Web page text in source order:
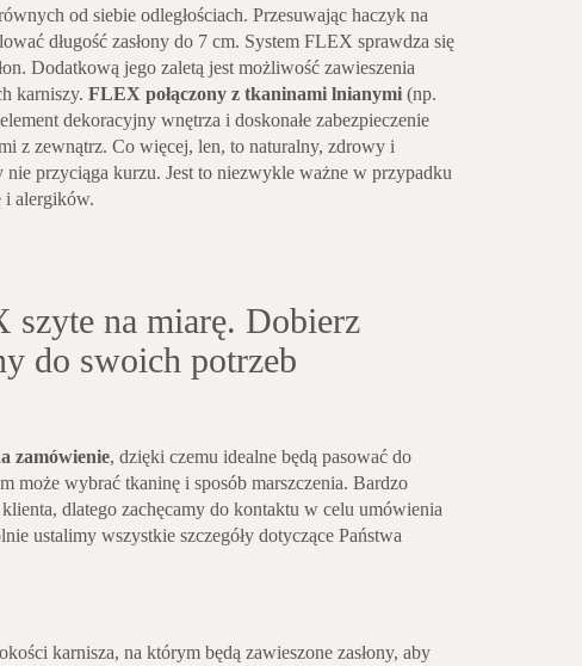
od siebie odległościach. Przesuwając haczyk na
długość zasłony do 7 cm. System FLEX sprawdza się
Dodatkową jego zaletą jest możliwość zawieszenia
karniszy. FLEX połączony z tkaninami lnianymi (np.
dekoracyjny wnętrza i doskonałe zabezpieczenie
z zewnątrz. Co więcej, len, to naturalny, zdrowy i
nie przyciąga kurzu. Jest to niezwykle ważne w przypadku
i alergików.
szyte na miarę. Dobierz
do swoich potrzeb
zamówienie, dzięki czemu idealne będą pasować do
może wybrać tkaninę i sposób marszczenia. Bardzo
dlatego zachęcamy do kontaktu w celu umówienia
ustalimy wszystkie szczegóły dotyczące Państwa
karnisza, na którym będą zawieszone zasłony, aby